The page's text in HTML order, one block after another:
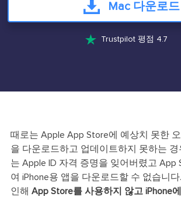
Mac 다운로드
 Trustpilot 평점 4.7
때로는 Apple App Store에 예상치 못한
을 다운로드하고 업데이트하지 못하는 경
는 Apple ID 자격 증명을 잊어버렸고 App
여 iPhone용 앱을 다운로드할 수 없습니
인해 App Store를 사용하지 않고 iPhone